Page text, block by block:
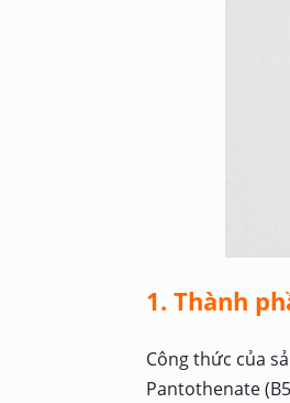
1. Thành
Công thức của
Pantothenate